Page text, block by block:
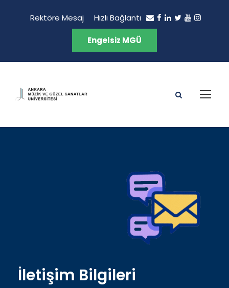
Rektöre Mesaj Hızlı Bağlantı
Engelsiz MGÜ
İletişim Bilgileri